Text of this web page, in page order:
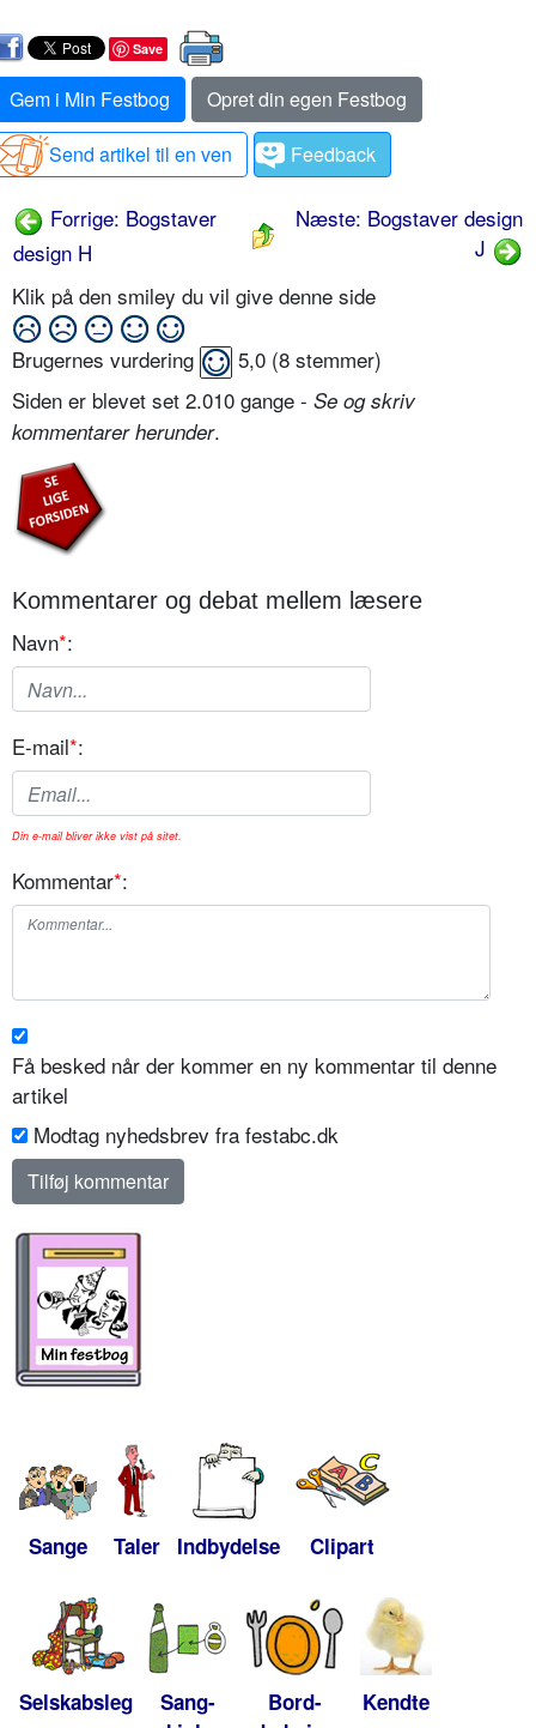
Save
Gem i Min Festbog
Opret din egen Festbog
Send artikel til en ven
Feedback
Forrige: Bogstaver
design H
Næste: Bogstaver design
J
Klik på den smiley du vil give denne side
Brugernes vurdering 5,0 (8 stemmer)
Siden er blevet set 2.010 gange - Se og skriv
kommentarer herunder.
Kommentarer og debat mellem læsere
Navn*:
E-mail*:
Din e-mail bliver ikke vist på sitet.
Kommentar*:
Få besked når der kommer en ny kommentar til denne
artikel
Modtag nyhedsbrev fra festabc.dk
Sange Taler Indbydelse Clipart
Selskabsleg
Sang-
Bord-
Kendte